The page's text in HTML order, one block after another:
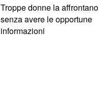
Troppe donne la affrontano
senza avere le opportune
informazioni